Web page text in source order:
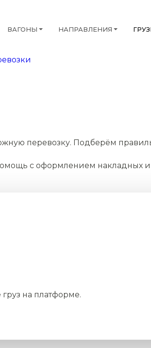
ВАГОНЫ НАПРАВЛЕНИЯ
перевозку. Подберём
с оформлением накладных и
груз на платформе.